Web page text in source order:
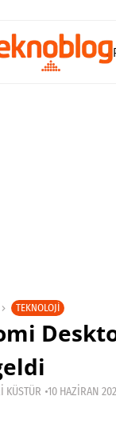
TEKNOLOJI
KÜSTÜR 10 HAZIRAN